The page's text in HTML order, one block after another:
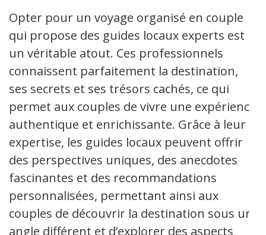
Opter pour un voyage organisé en couple
qui propose des guides locaux experts est
un véritable atout. Ces professionnels
connaissent parfaitement la destination,
ses secrets et ses trésors cachés, ce qui
permet aux couples de vivre une expérience
authentique et enrichissante. Grâce à leur
expertise, les guides locaux peuvent offrir
des perspectives uniques, des anecdotes
fascinantes et des recommandations
personnalisées, permettant ainsi aux
couples de découvrir la destination sous un
angle différent et d’explorer des aspects